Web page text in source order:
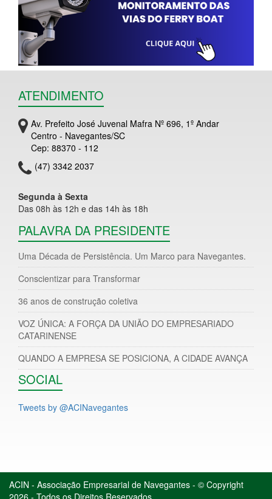
ATENDIMENTO
Av. Prefeito José Juvenal Mafra Nº 696, 1º Andar
Centro - Navegantes/SC
Cep: 88370 - 112
(47) 3342 2037
Segunda à Sexta
Das 08h às 12h e das 14h às 18h
PALAVRA DA PRESIDENTE
Uma Década de Persistência. Um Marco para Navegantes.
Conscientizar para Transformar
36 anos de construção coletiva
VOZ ÚNICA: A FORÇA DA UNIÃO DO EMPRESARIADO
CATARINENSE
QUANDO A EMPRESA SE POSICIONA, A CIDADE AVANÇA
SOCIAL
Tweets by @ACINavegantes
ACIN - Associação Empresarial de Navegantes - © Copyright
2026 - Todos os Direitos Reservados